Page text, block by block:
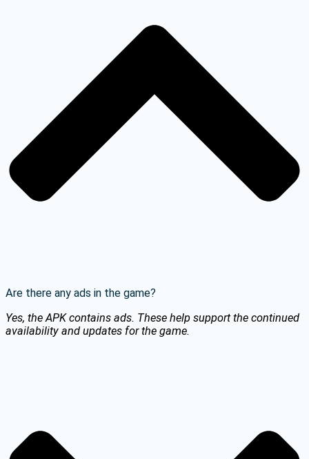
Are there any ads in the game?
Yes, the APK contains ads. These help support the continued
availability and updates for the game.